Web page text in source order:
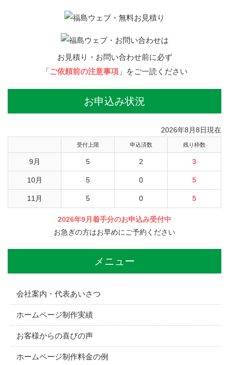
お見積り・お問い合わせ前に必ず
「ご依頼前の注意事項」をご一読ください
お申込み状況
2026年8月8日現在
受付上限 申込済数 残り枠数
9月 5 2 3
10月 5 0 5
11月 5 0 5
2026年9月着手分のお申込み受付中
お急ぎの方はお早めにご予約ください
メニュー
会社案内・代表あいさつ
ホームページ制作実績
お客様からの喜びの声
ホームページ制作料金の例